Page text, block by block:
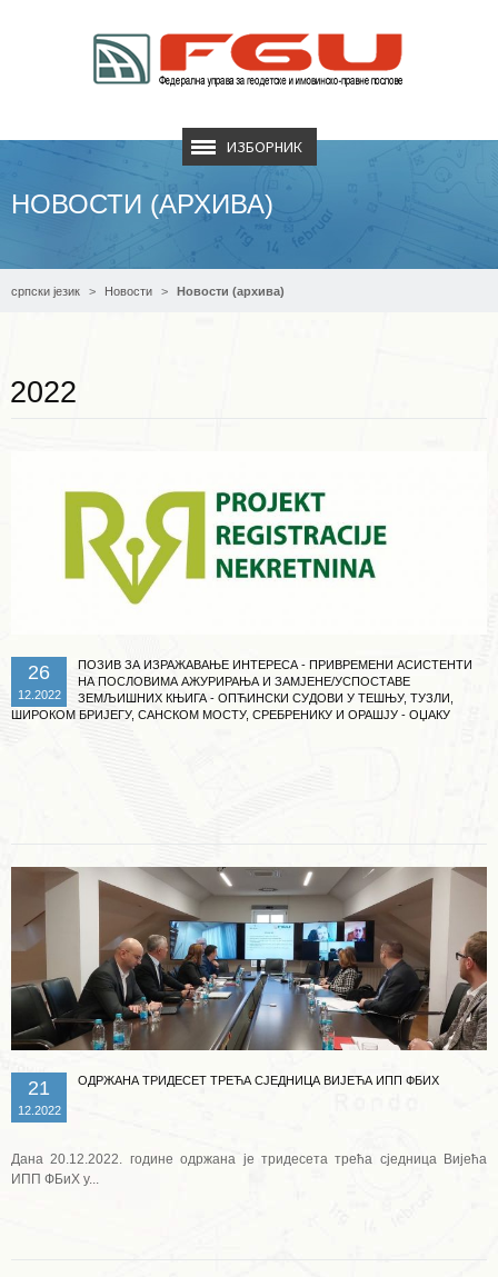
ИЗБОРНИК
НОВОСТИ (АРХИВА)
српски језик Новости Новости (архива)
2022
26
12.2022
ПОЗИВ ЗА ИЗРАЖАВАЊЕ ИНТЕРЕСА - ПРИВРЕМЕНИ АСИСТЕНТИ
НА ПОСЛОВИМА АЖУРИРАЊА И ЗАМЈЕНЕ/УСПОСТАВЕ
ЗЕМЉИШНИХ КЊИГА - ОПЋИНСКИ СУДОВИ У ТЕШЊУ, ТУЗЛИ,
ШИРОКОМ БРИЈЕГУ, САНСКОМ МОСТУ, СРЕБРЕНИКУ И ОРАШЈУ - ОЏАКУ
21
12.2022
ОДРЖАНА ТРИДЕСЕТ ТРЕЋА СЈЕДНИЦА ВИЈЕЋА ИПП ФБИХ
Дана 20.12.2022. године одржана је тридесета трећа сједница Вијећа
ИПП ФБиХ у...